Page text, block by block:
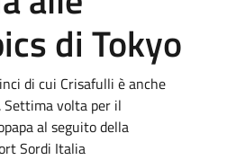
di Tokyo
di cui Crisafulli è anche
Settima volta per il
al seguito della
Sordi Italia